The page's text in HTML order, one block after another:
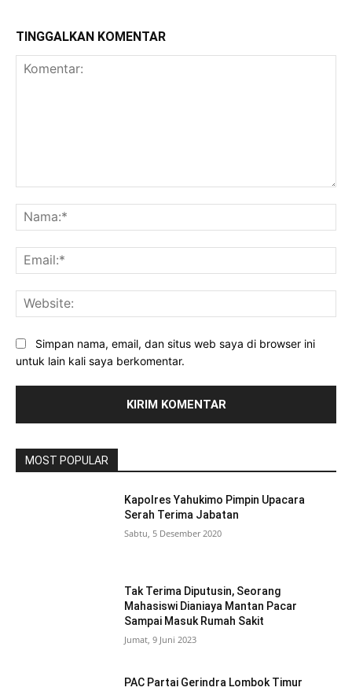
TINGGALKAN KOMENTAR
Simpan nama, email, dan situs web saya di browser ini
untuk lain kali saya berkomentar.
MOST POPULAR
Kapolres Yahukimo Pimpin Upacara
Serah Terima Jabatan
Sabtu, 5 Desember 2020
Tak Terima Diputusin, Seorang
Mahasiswi Dianiaya Mantan Pacar
Sampai Masuk Rumah Sakit
Jumat, 9 Juni 2023
PAC Partai Gerindra Lombok Timur